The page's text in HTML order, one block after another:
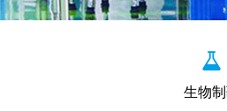
生物